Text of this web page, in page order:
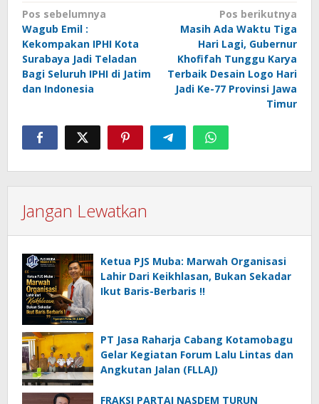
Navigasi
pos
Pos sebelumnya
Wagub Emil :
Kekompakan IPHI Kota
Surabaya Jadi Teladan
Bagi Seluruh IPHI di Jatim
dan Indonesia
Pos berikutnya
Masih Ada Waktu Tiga
Hari Lagi, Gubernur
Khofifah Tunggu Karya
Terbaik Desain Logo Hari
Jadi Ke-77 Provinsi Jawa
Timur
Jangan Lewatkan
Ketua PJS Muba: Marwah Organisasi
Lahir Dari Keikhlasan, Bukan Sekadar
Ikut Baris-Berbaris !!
PT Jasa Raharja Cabang Kotamobagu
Gelar Kegiatan Forum Lalu Lintas dan
Angkutan Jalan (FLLAJ)
FRAKSI PARTAI NASDEM TURUN